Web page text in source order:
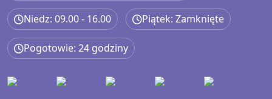
generowanie map witryny oraz kompleksowe usługi
SEO obejmujące optymalizację na stronie, poza stroną i
techniczną.
Niedz: 09.00 - 16.00 Piątek: Zamknięte
Pogotowie: 24 godziny